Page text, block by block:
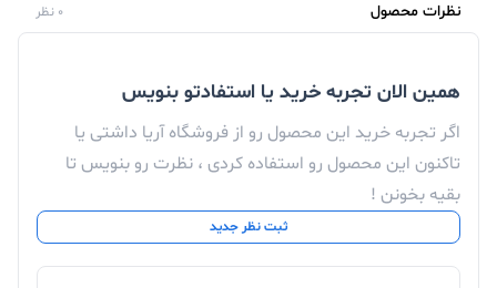
نظرات محصول 0 نظر
همین الان تجربه خرید یا استفادتو بنویس
اگر تجربه خرید این محصول رو از فروشگاه آریا داشتی یا
تاکنون این محصول رو استفاده کردی ، نظرت رو بنویس تا
بقیه بخونن !
ثبت نظر جدید